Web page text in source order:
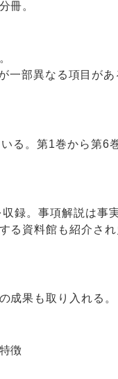
冊。
一部異なる項目があ
る。第1巻から第6
録。事項解説は事
る資料館も紹介され
成果も取り入れる。
徴